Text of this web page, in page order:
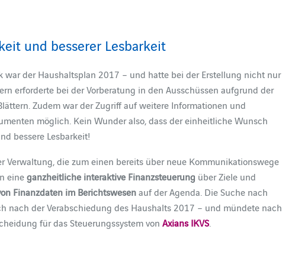
und besserer Lesbarkeit
war der Haushaltsplan 2017 – und hatte bei der Erstellung nicht nur
erforderte bei der Vorberatung in den Ausschüssen aufgrund der
Zudem war der Zugriff auf weitere Informationen und
möglich. Kein Wunder also, dass der einheitliche Wunsch
bessere Lesbarkeit!
Verwaltung, die zum einen bereits über neue Kommunikationswege
eineganzheitliche interaktive Finanzsteuerung über Ziele und
Finanzdaten im Berichtswesenauf der Agenda. Die Suche nach
nach der Verabschiedung des Haushalts 2017 – und mündete nach
für das Steuerungssystem von Axians IKVS